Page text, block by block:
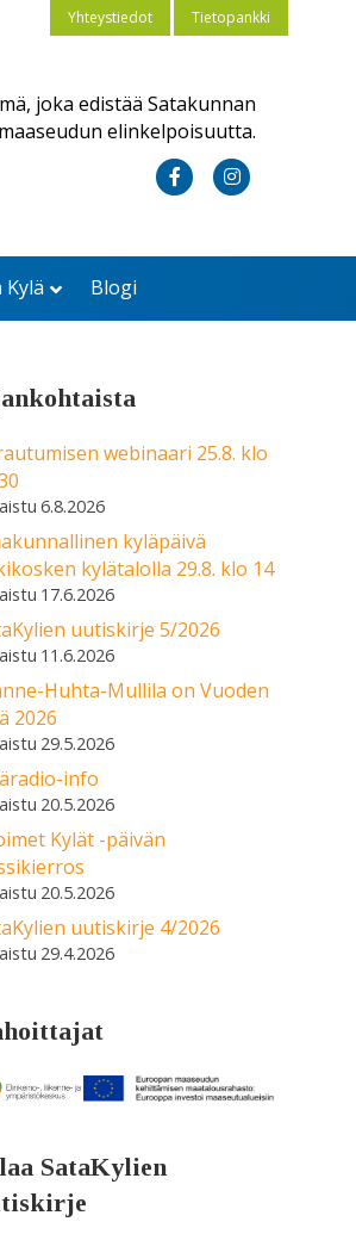
Yhteystiedot Tietopankki
joka edistää Satakunnan
maaseudun elinkelpoisuutta.
c
b
k
s
a
Blogi
webinaari 25.8. klo
6.8.2026
kyläpäivä
kylätalolla 29.8. klo 14
17.6.2026
uutiskirje 5/2026
11.6.2026
Huhta-Mullila on Vuoden
2026
29.5.2026
info
20.5.2026
Kylät -päivän
20.5.2026
uutiskirje 4/2026
29.4.2026
SataKylien